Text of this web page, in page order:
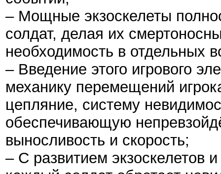
– Мощные экзоскелеты
солдат, делая их
необходимость в отдельных
– Введение этого игрового
механику перемещений
цепляние, систему
обеспечивающую
выносливость и скорость;
– С развитием экзоскелетов